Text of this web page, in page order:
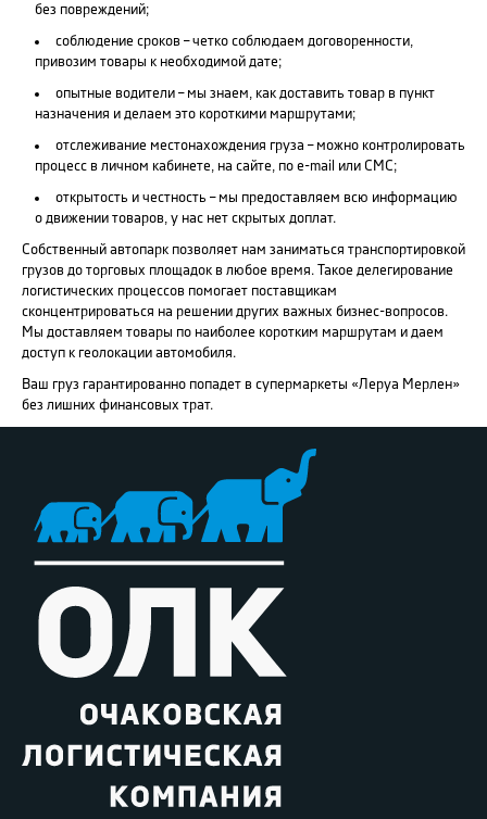
без повреждений;
соблюдение сроков – четко соблюдаем договоренности,
привозим товары к необходимой дате;
опытные водители – мы знаем, как доставить товар в пункт
назначения и делаем это короткими маршрутами;
отслеживание местонахождения груза – можно контролировать
процесс в личном кабинете, на сайте, по e-mail или СМС;
открытость и честность – мы предоставляем всю информацию
о движении товаров, у нас нет скрытых доплат.
Собственный автопарк позволяет нам заниматься транспортировкой
грузов до торговых площадок в любое время. Такое делегирование
логистических процессов помогает поставщикам
сконцентрироваться на решении других важных бизнес-вопросов.
Мы доставляем товары по наиболее коротким маршрутам и даем
доступ к геолокации автомобиля.
Ваш груз гарантированно попадет в супермаркеты «Леруа Мерлен»
без лишних финансовых трат.